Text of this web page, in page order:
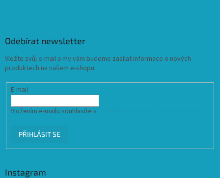
Odebírat newsletter
Vložte svůj e-mail a my vám budeme zasílat informace o nových
produktech na našem e-shopu.
E-mail
Vložením e-mailu souhlasíte s
PŘIHLÁSIT SE
Instagram